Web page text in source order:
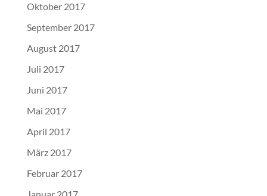
Oktober 2017
September 2017
August 2017
Juli 2017
Juni 2017
Mai 2017
April 2017
März 2017
Februar 2017